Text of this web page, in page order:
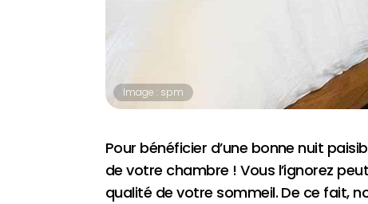
Image : spm
Pour bénéficier d’une bonne nuit
de votre chambre ! Vous l’ignorez
qualité de votre sommeil. De ce fait,